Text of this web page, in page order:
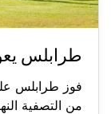
طرابلس
من التصفية